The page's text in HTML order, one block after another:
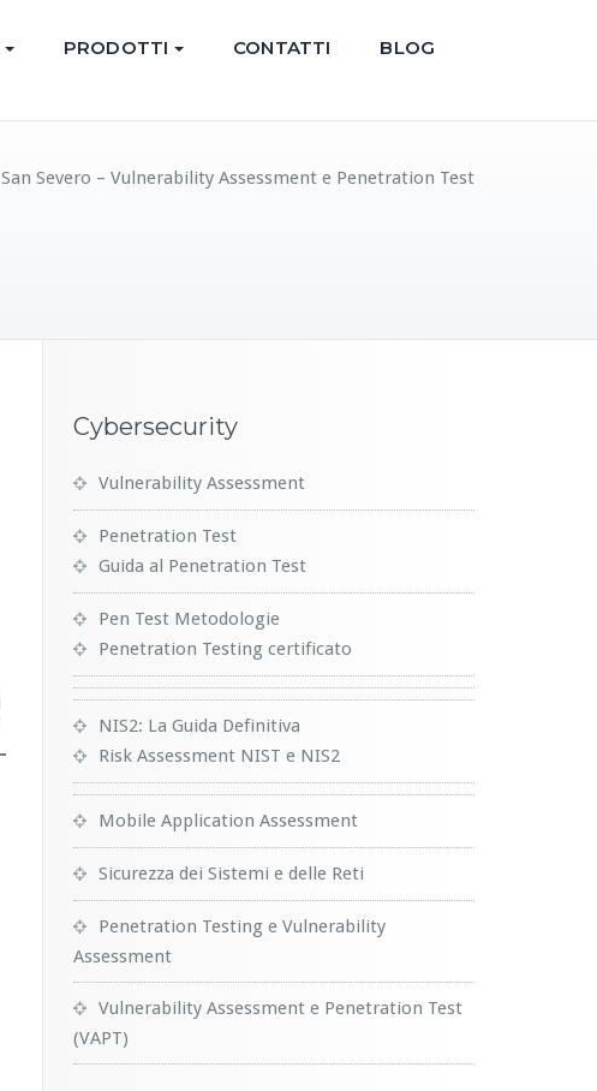
PRODOTTI CONTATTI BLOG
San Severo – Vulnerability Assessment e Penetration Test
Cybersecurity
Vulnerability Assessment
Penetration Test
Guida al Penetration Test
Pen Test Metodologie
Penetration Testing certificato
NIS2: La Guida Definitiva
Risk Assessment NIST e NIS2
Mobile Application Assessment
Sicurezza dei Sistemi e delle Reti
Penetration Testing e Vulnerability
Assessment
Vulnerability Assessment e Penetration Test
(VAPT)